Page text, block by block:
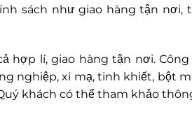
sách như giao hàng tận
hợp lí, giao hàng tận nơi.
nghiệp, xi mạ, tinh khiết, bột
khách có thể tham khảo